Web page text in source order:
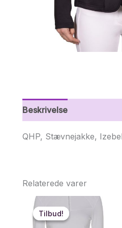
Beskrivelse
QHP, Stævnejakke,
Relaterede varer
Tilbud!
Tilbud!